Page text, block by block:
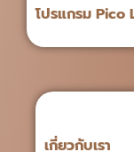
โปรแกรม Pico
เกี่ยวกับเรา